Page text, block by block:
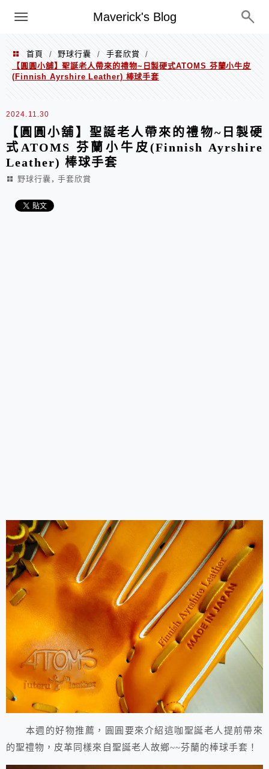
Maverick's Blog
Menu
首頁 / 野球行囊 / 手套欣賞
/
【圓圓小舖】聖誕老人帶來的禮物~日製硬式ATOMS 芬蘭小牛皮
(Finnish Ayrshire Leather) 棒球手套
2024.11.30
【圓圓小舖】聖誕老人帶來的禮物~日製硬
式ATOMS 芬蘭小牛皮(Finnish Ayrshire
Leather) 棒球手套
野球行囊 , 手套欣賞
本週的好物推薦，圓圓要來介紹這咖聖誕老人提前帶來
的聖禮物，皮革同樣來自聖誕老人故鄉~~芬蘭的棒球手套！